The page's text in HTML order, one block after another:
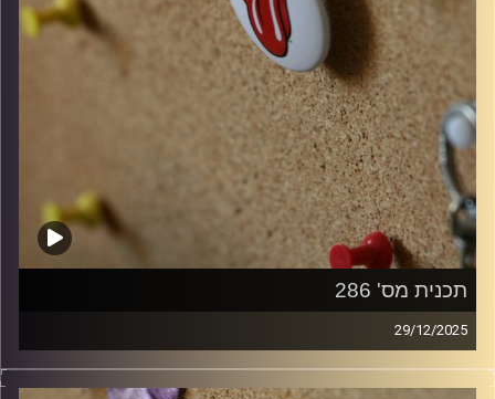
תכנית מס' 286
29/12/2025
קלאסיקות רוק עם אורן הוף